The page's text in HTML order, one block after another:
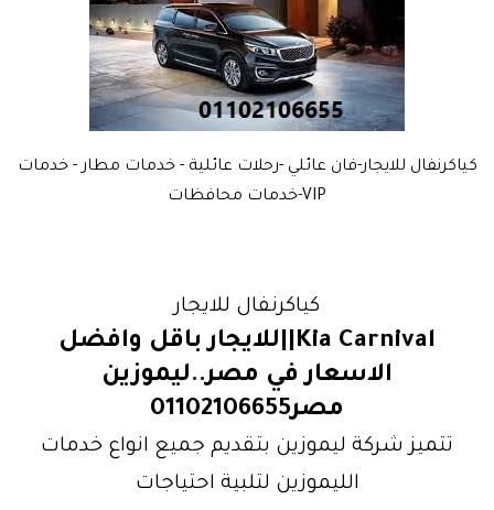
كياكرنفال للايجار-فان عائلي -رحلات عائلية - خدمات مطار - خدمات
VIP-خدمات محافظات
كياكرنفال للايجار
Kia Carnival||للايجار باقل وافضل
الاسعار في مصر..ليموزين
مصر01102106655
تتميز شركة ليموزين بتقديم جميع انواع خدمات
الليموزين لتلبية احتياجات